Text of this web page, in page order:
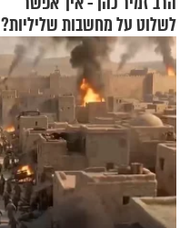
לשלוט על מחשבות שליליות?